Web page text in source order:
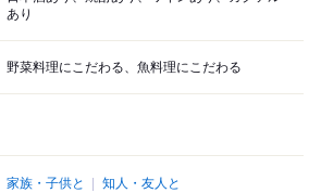
あり
野菜料理にこだわる、魚料理にこだわる
家族・子供と 知人・友人と